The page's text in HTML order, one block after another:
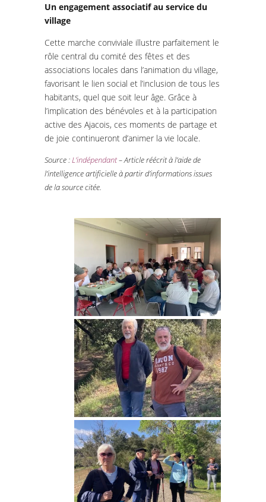
Un engagement associatif au service du
village
Cette marche conviviale illustre parfaitement le
rôle central du comité des fêtes et des
associations locales dans l’animation du village,
favorisant le lien social et l’inclusion de tous les
habitants, quel que soit leur âge. Grâce à
l’implication des bénévoles et à la participation
active des Ajacois, ces moments de partage et
de joie continueront d’animer la vie locale.
Source :L’indépendant– Article réécrit à l’aide de
l’intelligence artificielle à partir d’informations issues
de la source citée.